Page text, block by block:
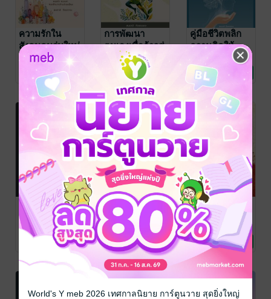
ความรักใน
สังคมคนรุ่นใหม่
สมชาติ กิจยรรยง/
สมชาติไอบีซี
พัฒนาตนเอง
No Rating
การพัฒนา
ตนเองเพื่อก้าวสู่
ความสำเร็จ
สมชาติ กิจยรรยง
สมชาติไอบีซี
พัฒนาตนเอง
No Rating
คู่มือชีวิตพลิก
ความคิดให้
สะดวกสบาย
สมชาติ กิจยรรยง/
สมชาติไอบีซี
บริหารจัดการ
No Rating
ลดต้นทุนค่าใช้
จ่ายเพิ่มผลกำไร
ให้งานชีวิตและ
ธุรกิจ
สมชาติ กิจยรรยง/
สมชาติไอบีซี
บริหารจัดการ
อายุวรรณะสุขะ
พละดีที่คนเรา
ต้องการ
สมชาติ กิจยรรยง
สมชาติไอบีซี
พัฒนาตนเอง
No Rating
สร้างเงินล้าน
ทะยานสู่ความ
สำเร็จ
สมชาติ กิจยรรยง/
สมชาติไอบีซี
บริหารจัดการ
No Rating
World's Y meb 2026 เทศกาลนิยาย การ์ตูนวาย สุดยิ่งใหญ่